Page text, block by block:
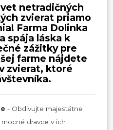
netradičných
zvierat priamo
Farma Dolinka
spája láska k
zážitky pre
farme nájdete
zvierat, ktoré
- Obdivujte majestátne
dravce v ich